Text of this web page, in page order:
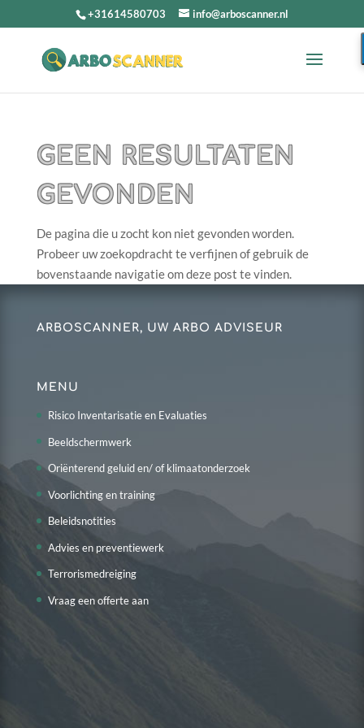
+31614580703 info@arboscanner.nl
GEEN RESULTATEN
GEVONDEN
De pagina die u zocht kon niet gevonden worden.
Probeer uw zoekopdracht te verfijnen of gebruik de
bovenstaande navigatie om deze post te vinden.
ARBOSCANNER, UW ARBO ADVISEUR
MENU
Risico Inventarisatie en Evaluaties
Beeldschermwerk
Oriënterend geluid en/ of klimaatonderzoek
Voorlichting en training
Beleidsnotities
Advies en preventiewerk
Terrorismedreiging
Vraag een offerte aan